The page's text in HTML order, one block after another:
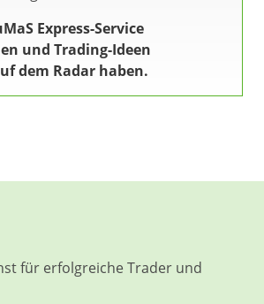
Express-Service
und Trading-Ideen
dem Radar haben.
für erfolgreiche Trader und